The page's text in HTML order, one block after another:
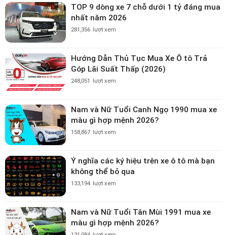
TOP 9 dòng xe 7 chỗ dưới 1 tỷ đáng mua
nhất năm 2026
281,356 lượt xem
Hướng Dẫn Thủ Tục Mua Xe Ô tô Trả
Góp Lãi Suất Thấp (2026)
248,051 lượt xem
Nam và Nữ Tuổi Canh Ngọ 1990 mua xe
màu gì hợp mệnh 2026?
158,867 lượt xem
Ý nghĩa các ký hiệu trên xe ô tô mà bạn
không thể bỏ qua
133,194 lượt xem
Nam và Nữ Tuổi Tân Mùi 1991 mua xe
màu gì hợp mệnh 2026?